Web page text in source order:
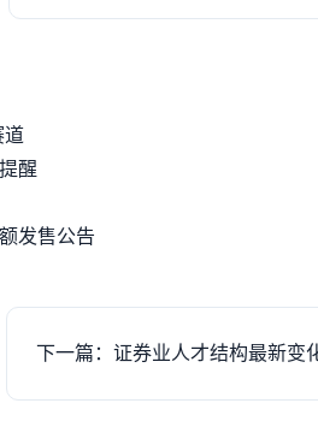
道
醒
发售公告
下一篇：证券业人才结构最新变